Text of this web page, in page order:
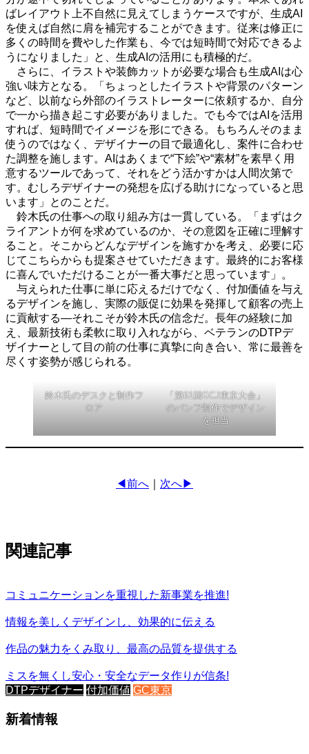
ばレイアウト上不自然に見えてしまうケースですが、生成AI
を使えば自然に肩を補完することができます。従来は修正に
多くの時間を費やした作業も、今では短時間で対応できるよ
うになりました」と、生成AIの活用にも積極的だ。
さらに、イラストや装飾カットが必要な場合も生成AIは心
強い味方となる。「ちょっとしたイラストや背景のパターン
など、以前なら外部のイラストレーターに依頼するか、自分
で一から描き起こす必要がありました。でも今ではAIを活用
すれば、短時間でイメージを形にできる。もちろんそのまま
使うのではなく、デザイナーの目で最適化し、案件に合わせ
た調整を施します。AIはあくまで“下絵”や“素材”を素早く用
意するツールであって、それをどう活かすかは人間次第で
す。むしろデザイナーの発想を広げる助けになっていると思
います」とのことだ。
鈴木氏の仕事への取り組み方は一貫している。「まずはク
ライアントが何を求めているのか、その意図を正確に理解す
ること。そこからどんなデザインを施すかを考え、必要に応
じてこちらからも提案させていただきます。最終的にお客様
に喜んでいただけることが一番大事だと思っています」。
与えられた仕事に単に応えるだけでなく、付加価値を与え
るデザインを施し、実際の販促に効果を発揮して顧客の売上
に貢献する―それこそが鈴木氏の信念だ。長年の経験に加
え、最新技術も柔軟に取り入れながら、ベテランのDTPデ
ザイナーとして目の前の仕事に真摯に向き合い、常に最善を
尽くす姿勢が感じられる。
鈴木氏のデスクと制作フ
ロア
「第61回GCJ東京大会」
のパンフ制作でデザイン
を担当
◀前へ 次へ▶
関連記事
コミュニケーションを重視した新事業を推進!
情報を美しくデザインし、効果的に伝える
作品の魅力をくみ取り、最高の品質を提供する
ミスを無くし安心・安全なデータ作りが信条!
DTPデザイナー 付加価値 GC東京
新着情報